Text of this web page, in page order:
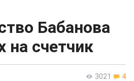
Бабанова
на счетчик
3021 4